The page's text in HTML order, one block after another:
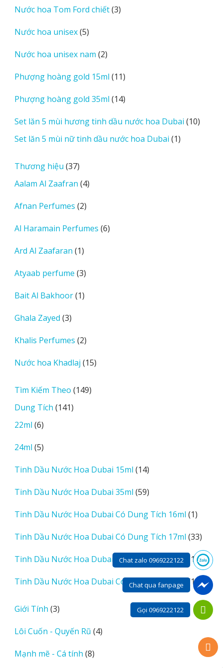
Nước hoa Tom Ford chiết 33
Nước hoa unisex 55
phẩm
Nước hoa unisex nam 22
phẩm
Phượng hoàng gold 15ml 1111
phẩm
Phượng hoàng gold 35ml 1414
phẩm
Set lăn 5 mùi hương tinh dầu nước hoa Dubai 1010
Set lăn 5 mùi nữ tinh dầu nước hoa Dubai 11
Thương hiệu 3737
sản
phẩm
Aalam Al Zaafran 44
Afnan Perfumes 22
phẩm
Al Haramain Perfumes 66
Ard Al Zaafaran 11
phẩm
Atyaab perfume 33
phẩm
Bait Al Bakhoor 11
Ghala Zayed 33
phẩm
Khalis Perfumes 22
phẩm
Nước hoa Khadlaj 1515
Tìm Kiếm Theo 149149
Dung Tích 141141
22ml 66
phẩm
24ml 55
phẩm
Tinh Dầu Nước Hoa Dubai 15ml 1414
phẩm
Tinh Dầu Nước Hoa Dubai 35ml 5959
phẩm
Tinh Dầu Nước Hoa Dubai Có Dung Tích 16ml 11
phẩm
Tinh Dầu Nước Hoa Dubai Có Dung Tích 17ml 3333
sản
phẩm
Tinh Dầu Nước Hoa Dubai Có Dung Tích 20ml 1212
sản
phẩm
Tinh Dầu Nước Hoa Dubai Có Dung Tích 25ml 11 11
sản
phẩm
Giới Tính 33
phẩm
Lôi Cuốn - Quyến Rũ 44
Mạnh mẽ - Cá tính 88
Chat zalo 0969222122
Chat qua fanpage
Gọi 0969222122